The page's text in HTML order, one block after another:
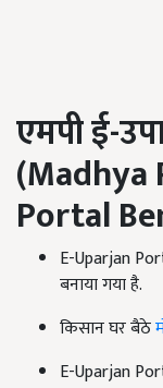
एमपी ई-
(Madhya
Portal
E-Uparjan
बनाया गया है.
किसान घर बैठे
E-Uparjan